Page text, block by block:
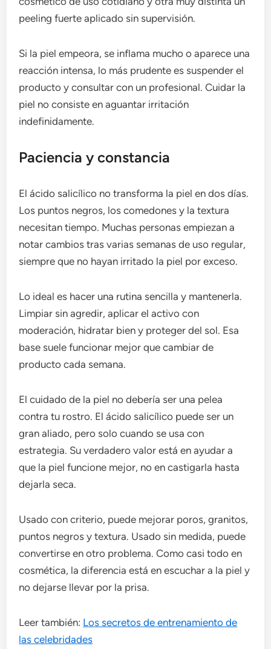
peeling fuerte aplicado sin supervisión.
Si la piel empeora, se inflama mucho o aparece una
reacción intensa, lo más prudente es suspender el
producto y consultar con un profesional. Cuidar la
piel no consiste en aguantar irritación
indefinidamente.
Paciencia y constancia
El ácido salicílico no transforma la piel en dos días.
Los puntos negros, los comedones y la textura
necesitan tiempo. Muchas personas empiezan a
notar cambios tras varias semanas de uso regular,
siempre que no hayan irritado la piel por exceso.
Lo ideal es hacer una rutina sencilla y mantenerla.
Limpiar sin agredir, aplicar el activo con
moderación, hidratar bien y proteger del sol. Esa
base suele funcionar mejor que cambiar de
producto cada semana.
El cuidado de la piel no debería ser una pelea
contra tu rostro. El ácido salicílico puede ser un
gran aliado, pero solo cuando se usa con
estrategia. Su verdadero valor está en ayudar a
que la piel funcione mejor, no en castigarla hasta
dejarla seca.
Usado con criterio, puede mejorar poros, granitos,
puntos negros y textura. Usado sin medida, puede
convertirse en otro problema. Como casi todo en
cosmética, la diferencia está en escuchar a la piel y
no dejarse llevar por la prisa.
Leer también: Los secretos de entrenamiento de
las celebridades